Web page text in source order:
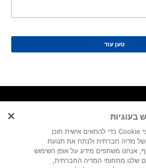
טען עוד
נותני
שירות
באזורים
אוויר במרכז
שירות מיזוג
מאמרי
מובילים
איך לבחור
מתקין מזגנים
מומלץ
בעוגיות
אנחנו משתמשים בקובצי Cookie כדי להתאים אישית תוכן
של מדיה חברתית ולנתח את תנועת
אנחנו משתפים מידע על אופן השימוש
שלנו מתחומי המדיה החברתית,